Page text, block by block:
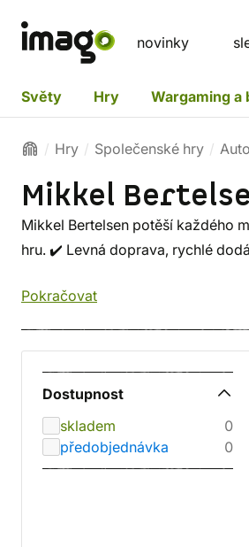
novinky
Světy Hry Wargaming a
Hry Společenské hry
Mikkel
Mikkel Bertelsen potěší každého
hru. ✔️ Levná doprava, rychlé
Pokračovat
Dostupnost
skladem
0
předobjednávka
0